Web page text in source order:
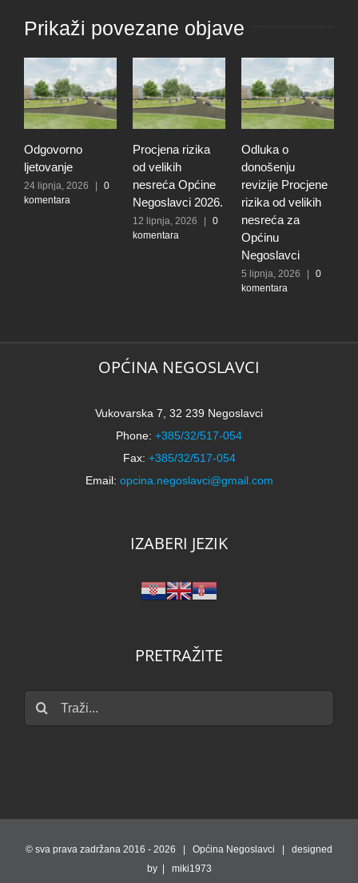
Prikaži povezane objave
Odgovorno
ljetovanje
24 lipnja, 2026
0
komentara
Procjena rizika
od velikih
nesreća Općine
Negoslavci 2026.
12 lipnja, 2026
0
komentara
Odluka o
donošenju
revizije Procjene
rizika od velikih
nesreća za
Općinu
Negoslavci
5 lipnja, 2026
0
komentara
OPĆINA NEGOSLAVCI
Vukovarska 7, 32 239 Negoslavci
Phone: +385/32/517-054
Fax: +385/32/517-054
Email: opcina.negoslavci@gmail.com
IZABERI JEZIK
PRETRAŽITE
Traži...
© sva prava zadržana 2016 - 2026 | Općina Negoslavci | designed
by | miki1973